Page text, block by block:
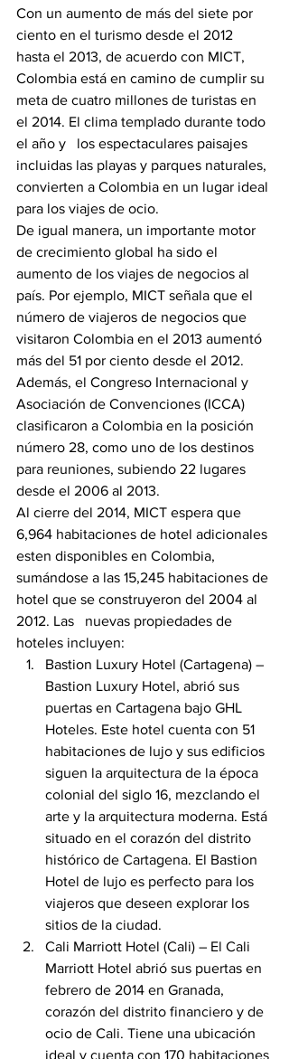
Con un aumento de más del siete por
ciento en el turismo desde el 2012
hasta el 2013, de acuerdo con MICT,
Colombia está en camino de cumplir su
meta de cuatro millones de turistas en
el 2014. El clima templado durante todo
el año y   los espectaculares paisajes
incluidas las playas y parques naturales,
convierten a Colombia en un lugar ideal
para los viajes de ocio.
De igual manera, un importante motor
de crecimiento global ha sido el
aumento de los viajes de negocios al
país. Por ejemplo, MICT señala que el
número de viajeros de negocios que
visitaron Colombia en el 2013 aumentó
más del 51 por ciento desde el 2012.
Además, el Congreso Internacional y
Asociación de Convenciones (ICCA)
clasificaron a Colombia en la posición
número 28, como uno de los destinos
para reuniones, subiendo 22 lugares
desde el 2006 al 2013.
Al cierre del 2014, MICT espera que
6,964 habitaciones de hotel adicionales
esten disponibles en Colombia,
sumándose a las 15,245 habitaciones de
hotel que se construyeron del 2004 al
2012. Las   nuevas propiedades de
hoteles incluyen:
Bastion Luxury Hotel (Cartagena) –
Bastion Luxury Hotel, abrió sus
puertas en Cartagena bajo GHL
Hoteles. Este hotel cuenta con 51
habitaciones de lujo y sus edificios
siguen la arquitectura de la época
colonial del siglo 16, mezclando el
arte y la arquitectura moderna. Está
situado en el corazón del distrito
histórico de Cartagena. El Bastion
Hotel de lujo es perfecto para los
viajeros que deseen explorar los
sitios de la ciudad.
Cali Marriott Hotel (Cali) – El Cali
Marriott Hotel abrió sus puertas en
febrero de 2014 en Granada,
corazón del distrito financiero y de
ocio de Cali. Tiene una ubicación
ideal y cuenta con 170 habitaciones